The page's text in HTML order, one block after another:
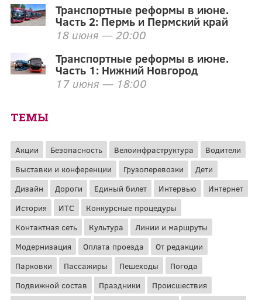
Транспортные реформы в июне.
Часть 2: Пермь и Пермский край
18 июня — 20:00
Транспортные реформы в июне.
Часть 1: Нижний Новгород
17 июня — 18:00
ТЕМЫ
Акции Безопасность Велоинфраструктура
Водители
Выставки и конференции
Грузоперевозки
Дети
Дизайн
Дороги Единый билет Интервью
Интернет
История
ИТС
Конкурсные процедуры
Контактная сеть
Культура
Линии и маршруты
Модернизация
Оплата проезда
От редакции
Парковки
Пассажиры Пешеходы
Погода
Подвижной состав
Праздники
Происшествия